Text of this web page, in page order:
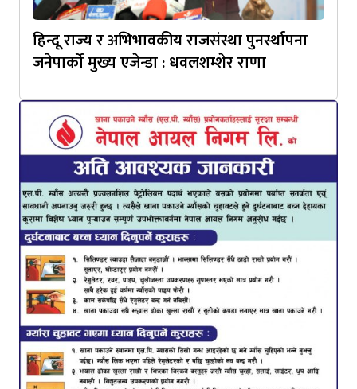
हिन्दू राज्य र अभिभावकीय राजसंस्था पुनर्स्थापना
जनेपार्को मुख्य एजेन्डा : धवलशम्शेर राणा